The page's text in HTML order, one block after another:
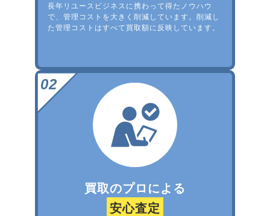
長年リユースビジネスに携わって得たノウハウ
で、管理コストを大きく削減しています。削減し
た管理コストはすべて買取額に反映しています。
買取のプロによる
安心査定